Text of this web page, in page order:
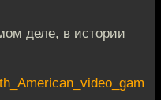
деле, в истории